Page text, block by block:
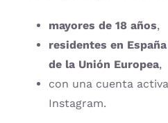
mayores de 18 años,
residentes en
de la Unión Europea,
con una cuenta
Instagram.